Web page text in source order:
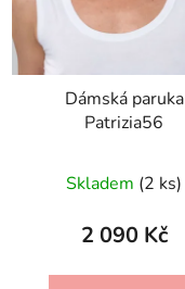
Dámská paruka
Patrizia56
Skladem (2 ks)
2 090 Kč